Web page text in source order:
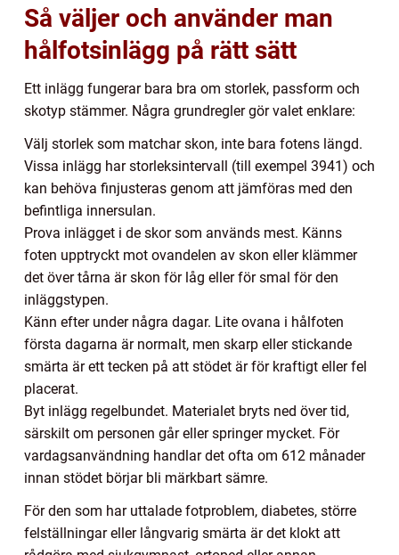
Så väljer och använder man
hålfotsinlägg på rätt sätt
Ett inlägg fungerar bara bra om storlek, passform och
skotyp stämmer. Några grundregler gör valet enklare:
Välj storlek som matchar skon, inte bara fotens längd.
Vissa inlägg har storleksintervall (till exempel 3941) och
kan behöva finjusteras genom att jämföras med den
befintliga innersulan.
Prova inlägget i de skor som används mest. Känns
foten upptryckt mot ovandelen av skon eller klämmer
det över tårna är skon för låg eller för smal för den
inläggstypen.
Känn efter under några dagar. Lite ovana i hålfoten
första dagarna är normalt, men skarp eller stickande
smärta är ett tecken på att stödet är för kraftigt eller fel
placerat.
Byt inlägg regelbundet. Materialet bryts ned över tid,
särskilt om personen går eller springer mycket. För
vardagsanvändning handlar det ofta om 612 månader
innan stödet börjar bli märkbart sämre.
För den som har uttalade fotproblem, diabetes, större
felställningar eller långvarig smärta är det klokt att